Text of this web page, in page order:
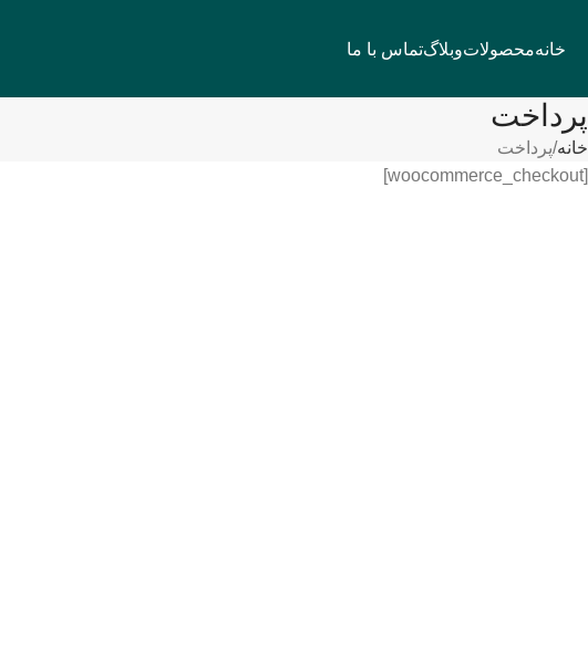
خانهمحصولاتوبلاگتماس با ما
پرداخت
خانه پرداخت
[woocommerce_checkout]